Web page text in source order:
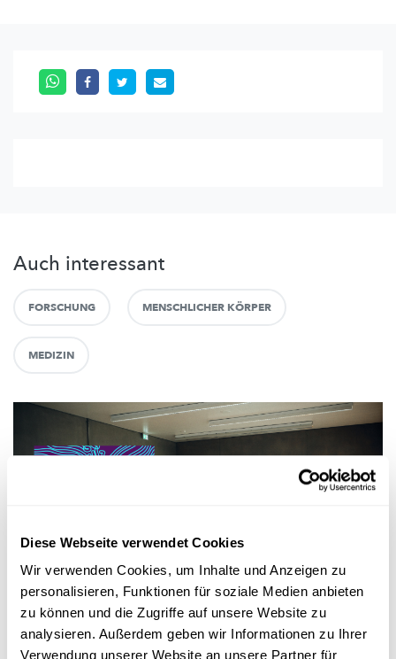
Diese Webseite verwendet Cookies
Wir verwenden Cookies, um Inhalte und Anzeigen zu
personalisieren, Funktionen für soziale Medien anbieten
zu können und die Zugriffe auf unsere Website zu
analysieren. Außerdem geben wir Informationen zu Ihrer
Verwendung unserer Website an unsere Partner für
Auch interessant
FORSCHUNG MENSCHLICHER KÖRPER
MEDIZIN
Wissenschaftsangebote für Schule und Freizeit
RESEARCHERS AT SCHOOL 2025